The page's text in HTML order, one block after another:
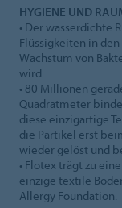
HYGIENE UND
• Der wasserdichte
Flüssigkeiten in
Wachstum von
wird.
• 80 Millionen
Quadratmeter
diese einzigartige
die Partikel erst
wieder gelöst und
• Flotex trägt zu
einzige textile
Allergy Foundation.